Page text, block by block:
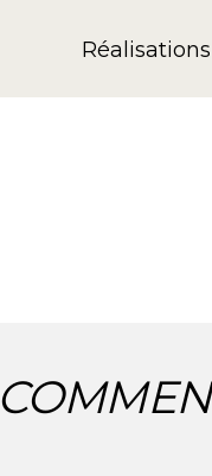
Réalisations